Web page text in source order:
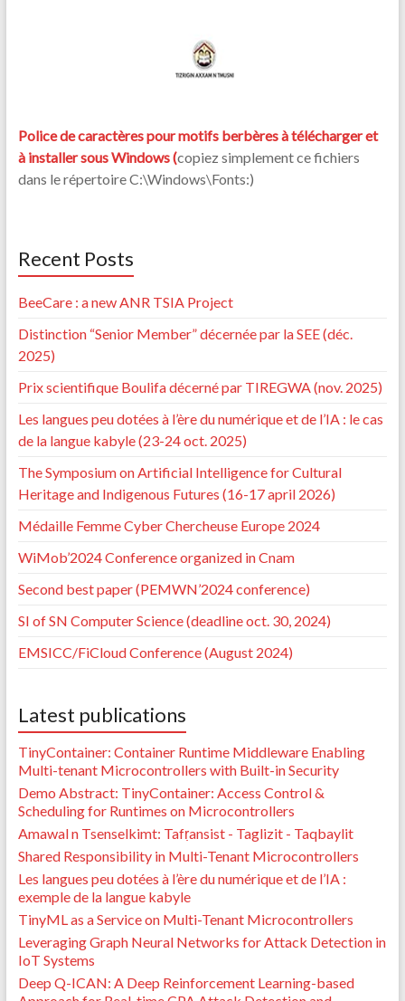
Police de caractères pour motifs berbères à télécharger et
à installer sous Windows (copiez simplement ce fichiers
dans le répertoire C:\Windows\Fonts:)
Recent Posts
BeeCare : a new ANR TSIA Project
Distinction “Senior Member” décernée par la SEE (déc.
2025)
Prix scientifique Boulifa décerné par TIREGWA (nov. 2025)
Les langues peu dotées à l’ère du numérique et de l’IA : le cas
de la langue kabyle (23-24 oct. 2025)
The Symposium on Artificial Intelligence for Cultural
Heritage and Indigenous Futures (16-17 april 2026)
Médaille Femme Cyber Chercheuse Europe 2024
WiMob’2024 Conference organized in Cnam
Second best paper (PEMWN’2024 conference)
SI of SN Computer Science (deadline oct. 30, 2024)
EMSICC/FiCloud Conference (August 2024)
Latest publications
TinyContainer: Container Runtime Middleware Enabling
Multi-tenant Microcontrollers with Built-in Security
Demo Abstract: TinyContainer: Access Control &
Scheduling for Runtimes on Microcontrollers
Amawal n Tsenselkimt: Tafṛansist - Taglizit - Taqbaylit
Shared Responsibility in Multi-Tenant Microcontrollers
Les langues peu dotées à l’ère du numérique et de l’IA :
exemple de la langue kabyle
TinyML as a Service on Multi-Tenant Microcontrollers
Leveraging Graph Neural Networks for Attack Detection in
IoT Systems
Deep Q-ICAN: A Deep Reinforcement Learning-based